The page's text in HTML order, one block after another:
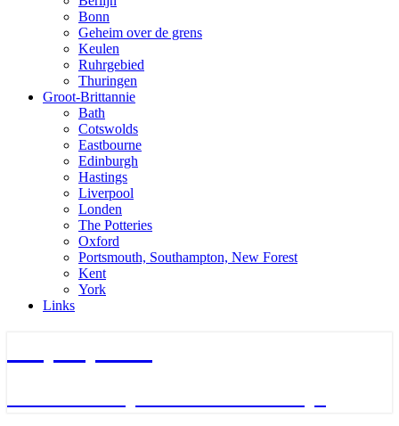
Bonn
Geheim over de grens
Keulen
Ruhrgebied
Thuringen
Groot-Brittannie
Bath
Cotswolds
Eastbourne
Edinburgh
Hastings
Liverpool
Londen
The Potteries
Oxford
Portsmouth, Southampton, New Forest
Kent
York
Links